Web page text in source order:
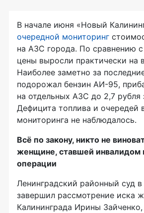
В начале июня «Новый
очередной мониторинг
на АЗС города. По сравнению с
цены выросли практически на
Наиболее заметно за
подорожал бензин АИ-95,
на отдельных АЗС до 2,7 рубля
Дефицита топлива и очередей
мониторинга не наблюдалось.
Всё по закону, никто не
женщине, ставшей инвалидом
операции
Ленинградский районный суд
завершил рассмотрение иска
Калининграда Ирины